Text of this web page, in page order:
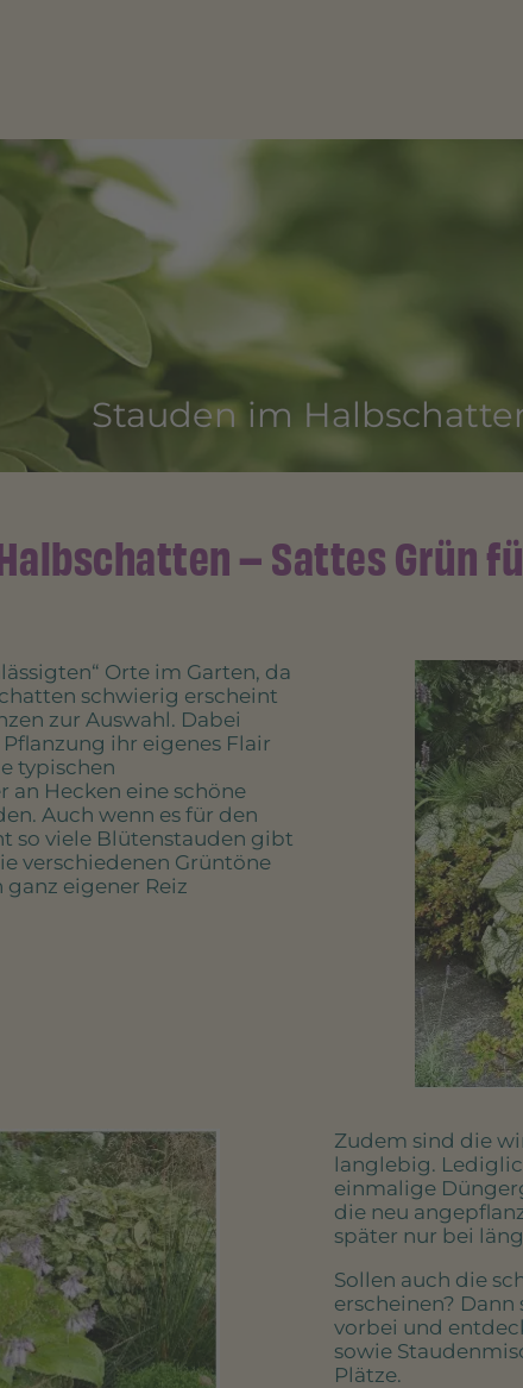
Stauden im
– Sattes Grün
Orte im Garten, da
schwierig erscheint
zur Auswahl. Dabei
ihr eigenes Flair
typischen
an Hecken eine schöne
Auch wenn es für den
so viele Blütenstauden gibt
verschiedenen Grüntöne
eigener Reiz
Zudem sind die
langlebig.
einmalige
die neu
später nur bei
Sollen auch die
erscheinen?
vorbei und
sowie
Plätze.